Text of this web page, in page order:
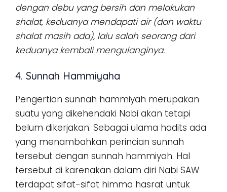
dengan debu yang bersih dan melakukan
shalat, keduanya mendapati air (dan waktu
shalat masih ada), lalu salah seorang dari
keduanya kembali mengulanginya.
4. Sunnah Hammiyaha
Pengertian sunnah hammiyah merupakan
suatu yang dikehendaki Nabi akan tetapi
belum dikerjakan. Sebagai ulama hadits ada
yang menambahkan perincian sunnah
tersebut dengan sunnah hammiyah. Hal
tersebut di karenakan dalam diri Nabi SAW
terdapat sifat-sifat himma hasrat untuk